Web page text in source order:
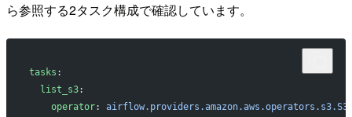
ら参照する2タスク構成で確認しています。
tasks :
  list_s3
:
    operator
: